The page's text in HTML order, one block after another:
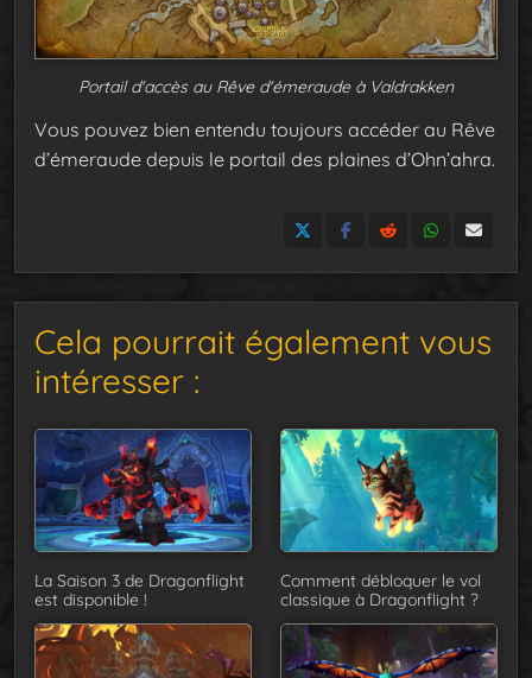
Portail d'accès au Rêve d'émeraude à Valdrakken
Vous pouvez bien entendu toujours accéder au Rêve
d’émeraude depuis le portail des plaines d’Ohn’ahra.
Cela pourrait également vous
intéresser :
La Saison 3 de Dragonflight
est disponible !
Comment débloquer le vol
classique à Dragonflight ?